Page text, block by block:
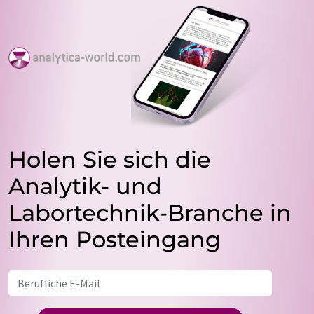
Holen Sie sich die
Analytik- und
Labortechnik-Branche in
Ihren Posteingang